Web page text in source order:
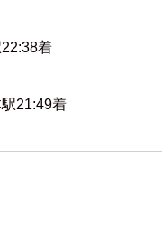
着
21:49着